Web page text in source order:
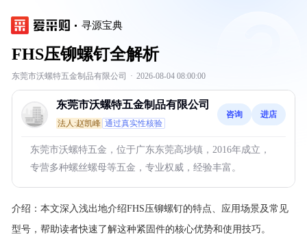
寻源宝典
FHS压铆螺钉全解析
东莞市沃螺特五金制品有限公司 · 2026-08-04 08:00:00
东莞市沃螺特五金制品有限公司
法人:赵凯峰 通过真实性核验
咨询 进店
东莞市沃螺特五金，位于广东东莞高埗镇，2016年成立，
专营多种螺丝螺母等五金，专业权威，经验丰富。
介绍： 本文深入浅出地介绍FHS压铆螺钉的特点、应用场景及常见
型号，帮助读者快速了解这种紧固件的核心优势和使用技巧。